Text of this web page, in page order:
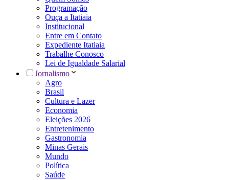
Programação
Ouça a Itatiaia
Institucional
Entre em Contato
Expediente Itatiaia
Trabalhe Conosco
Lei de Igualdade Salarial
Jornalismo
Agro
Brasil
Cultura e Lazer
Economia
Eleições 2026
Entretenimento
Gastronomia
Minas Gerais
Mundo
Política
Saúde